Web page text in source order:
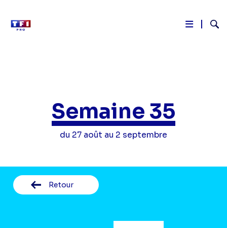
Semaine 35
du 27 août au 2 septembre
Retour